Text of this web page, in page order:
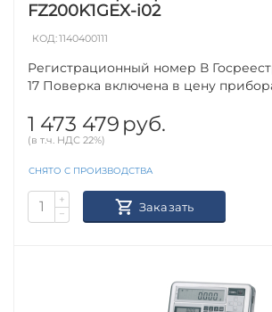
FZ200K1GEX-i02
КОД:1140400111
Регистрационный номер В
17 Поверка включена в цену
1 473 479 руб.
(в т.ч. НДС 22%)
СНЯТО С ПРОИЗВОДСТВА
+
−
Заказать